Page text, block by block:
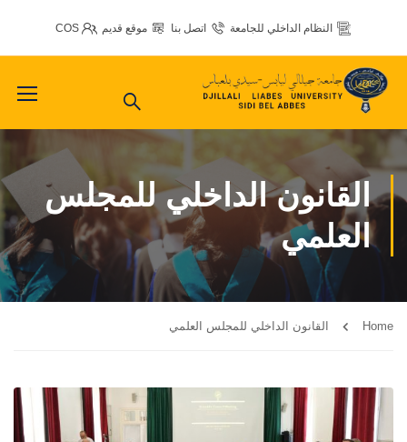
النظام الداخلي للجامعة اتصل بنا موقع قديم COS
القانون الداخلي للمجلس
العلمي
Home القانون الداخلي للمجلس العلمي